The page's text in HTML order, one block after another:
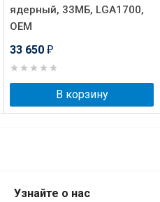
ядерный, 33МБ, LGA1700,
OEM
33 650 ₽
В корзину
Узнайте о нас